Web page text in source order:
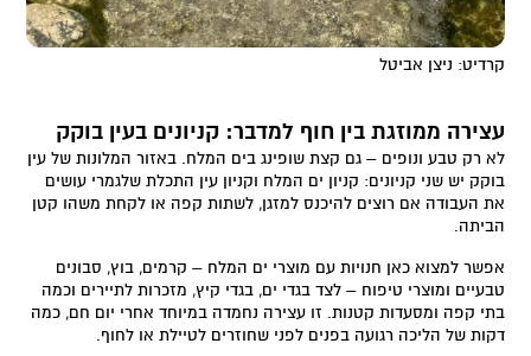
קרדיט: ניצן אביטל
עצירה ממוזגת בין חוף למדבר: קניונים בעין בוקק
לא רק טבע ונופים – גם קצת שופינג בים המלח. באזור המלונות של עין
בוקק יש שני קניונים: קניון ים המלח וקניון עין התכלת שלגמרי עושים
את העבודה אם רוצים להיכנס למזגן, לשתות קפה או לקחת משהו קטן
הביתה.
אפשר למצוא כאן חנויות עם מוצרי ים המלח – קרמים, בוץ, סבונים
טבעיים ומוצרי טיפוח – לצד בגדי ים, בגדי קיץ, מזכרות לתיירים וכמה
בתי קפה ומסעדות קטנות. זו עצירה נחמדה במיוחד אחרי יום חם, כמה
דקות של הליכה רגועה בפנים לפני שחוזרים לטיילת או לחוף.